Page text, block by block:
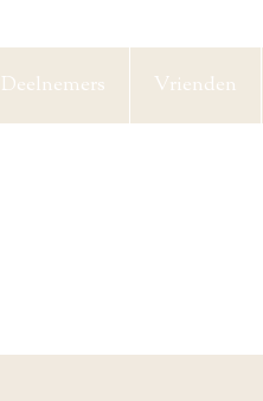
Deelnemers Vrienden